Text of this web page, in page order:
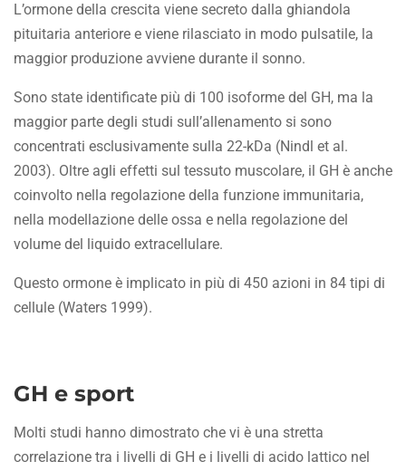
L’ormone della crescita viene secreto dalla ghiandola
pituitaria anteriore e viene rilasciato in modo pulsatile, la
maggior produzione avviene durante il sonno.
Sono state identificate più di 100 isoforme del GH, ma la
maggior parte degli studi sull’allenamento si sono
concentrati esclusivamente sulla 22-kDa (Nindl et al.
2003). Oltre agli effetti sul tessuto muscolare, il GH è anche
coinvolto nella regolazione della funzione immunitaria,
nella modellazione delle ossa e nella regolazione del
volume del liquido extracellulare.
Questo ormone è implicato in più di 450 azioni in 84 tipi di
cellule (Waters 1999).
GH e sport
Molti studi hanno dimostrato che vi è una stretta
correlazione tra i livelli di GH e i livelli di acido lattico nel